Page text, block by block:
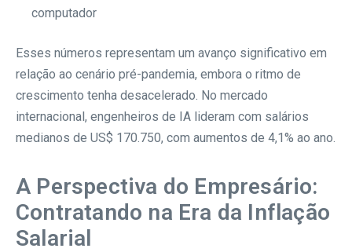
computador
Esses números representam um avanço significativo em
relação ao cenário pré-pandemia, embora o ritmo de
crescimento tenha desacelerado. No mercado
internacional, engenheiros de IA lideram com salários
medianos de US$ 170.750, com aumentos de 4,1% ao ano.
A Perspectiva do Empresário:
Contratando na Era da Inflação
Salarial